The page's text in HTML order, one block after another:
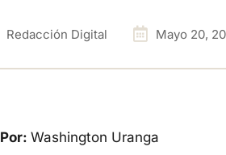
Redacción Digital Mayo 20,
Por: Washington Uranga